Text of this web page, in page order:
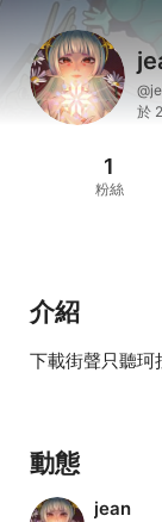
於
1
粉絲
介紹
下載街聲只聽珂
動態
jean